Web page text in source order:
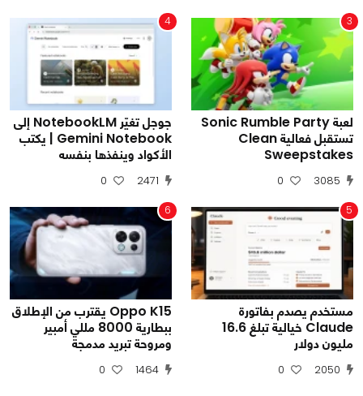
3
لعبة Sonic Rumble Party
تستقبل فعالية Clean
Sweepstakes
3085
0
4
جوجل تغيّر NotebookLM إلى
Gemini Notebook | يكتب
الأكواد وينفذها بنفسه
2471
0
5
مستخدم يصدم بفاتورة
Claude خيالية تبلغ 16.6
مليون دولار
2050
0
6
Oppo K15 يقترب من الإطلاق
ببطارية 8000 مللي أمبير
ومروحة تبريد مدمجة
1464
0